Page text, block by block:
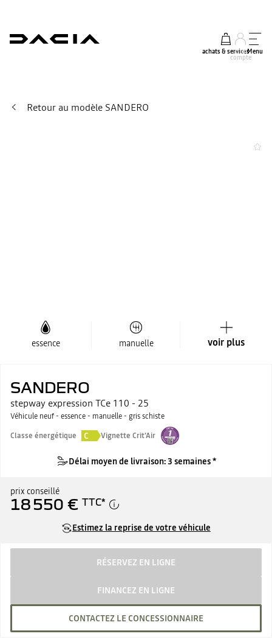
achats & services
mon
compte
Menu
Retour au modèle SANDERO
essence manuelle voir plus
SANDERO
stepway expression TCe 110 - 25
Véhicule neuf - essence - manuelle - gris schiste
Classe énergétique
C Vignette Crit'Air
Délai moyen de livraison: 3 semaines *
prix conseillé
18 550 € TTC*
Estimez la reprise de votre véhicule
RÉSERVEZ EN LIGNE
FINANCEZ EN LIGNE
CONTACTEZ LE CONCESSIONNAIRE